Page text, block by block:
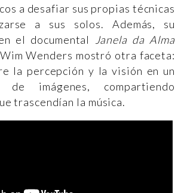
a desafiar sus propias técnicas
a sus solos. Además, su
el documental
Janela da Alma
Wenders mostró otra faceta:
la percepción y la visión en un
de imágenes, compartiendo
trascendían la música.